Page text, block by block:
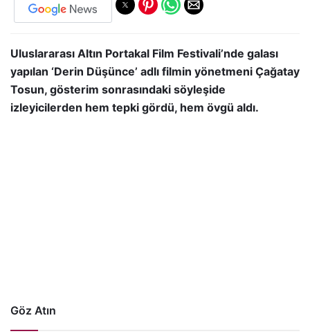
Uluslararası Altın Portakal Film Festivali’nde galası
yapılan ‘Derin Düşünce’ adlı filmin yönetmeni Çağatay
Tosun, gösterim sonrasındaki söyleşide
izleyicilerden hem tepki gördü, hem övgü aldı.
Göz Atın